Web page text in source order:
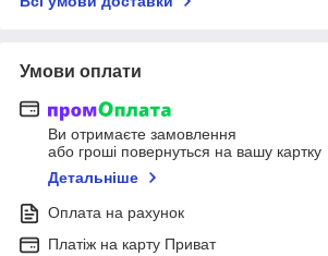
Умови оплати
Ви отримаєте замовлення
або гроші повернуться на вашу картку
Детальніше
Оплата на рахунок
Платіж на карту Приват